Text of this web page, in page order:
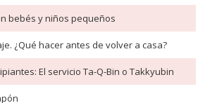
bebés y niños pequeños
¿Qué hacer antes de volver a casa?
El servicio Ta-Q-Bin o Takkyubin